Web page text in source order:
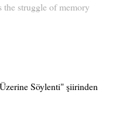
the struggle of memory
Söylenti" şiirinden